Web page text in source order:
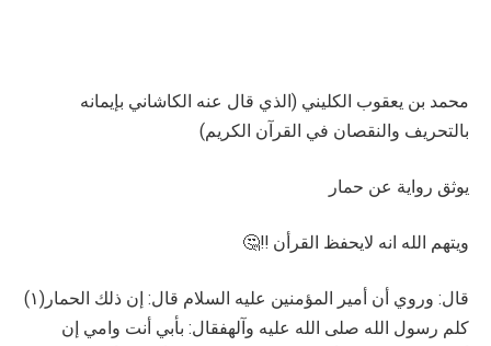
محمد بن يعقوب الكليني (الذي قال عنه الكاشاني بإيمانه
بالتحريف والنقصان في القرآن الكريم)
يوثق رواية عن حمار
ويتهم الله انه لايحفظ القرأن ‼️🤔
قال: وروي أن أمير المؤمنين عليه السلام قال: إن ذلك الحمار(١)
كلم رسول الله صلى الله عليه وآلهفقال: بأبي أنت وامي إن